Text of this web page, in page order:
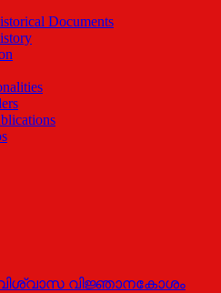
Documents
വിശ്വാസ വിജ്ഞാനകോശം